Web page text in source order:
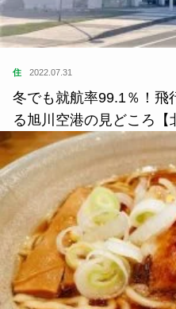
住 2022.07.31
冬でも就航率99.1％！飛
る旭川空港の見どころ【